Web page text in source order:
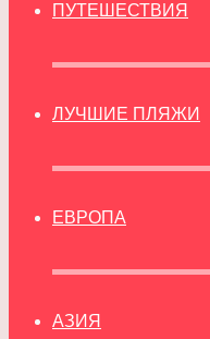
ПУТЕШЕСТВИЯ
ЛУЧШИЕ ПЛЯЖИ
ЕВРОПА
АЗИЯ